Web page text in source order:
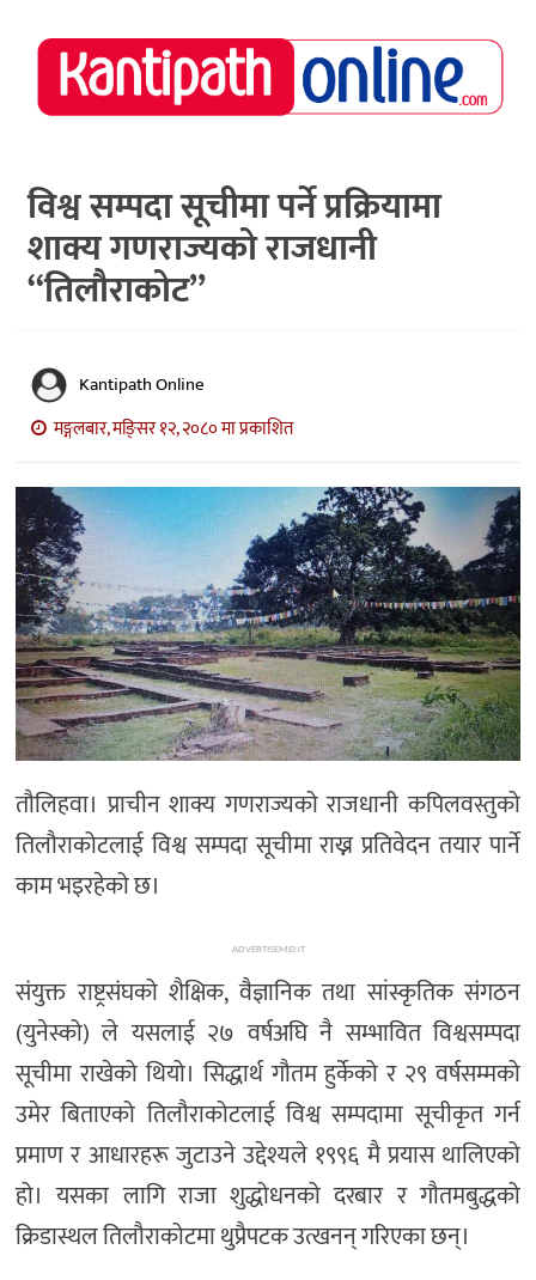
राष्ट्रिय
समाचार
नेपाल
अर्थ/
पर्यटन
स्वास्थ्य
खेलकुद
विचार
अन्तर्राष्ट्रिय/
प्रवास
भिडियो
राशिफल
English
विश्व सम्पदा सूचीमा पर्ने प्रक्रियामा
शाक्य गणराज्यको राजधानी
“तिलौराकोट”
Kantipath Online
मङ्गलबार, मङि्सर १२, २०८० मा प्रकाशित
तौलिहवा। प्राचीन शाक्य गणराज्यको राजधानी कपिलवस्तुको
तिलौराकोटलाई विश्व सम्पदा सूचीमा राख्न प्रतिवेदन तयार पार्ने
काम भइरहेको छ।
ADVERTISEMENT
संयुक्त राष्ट्रसंघको शैक्षिक, वैज्ञानिक तथा सांस्कृतिक संगठन
(युनेस्को) ले यसलाई २७ वर्षअघि नै सम्भावित विश्वसम्पदा
सूचीमा राखेको थियो। सिद्धार्थ गौतम हुर्केको र २९ वर्षसम्मको
उमेर बिताएको तिलौराकोटलाई विश्व सम्पदामा सूचीकृत गर्न
प्रमाण र आधारहरू जुटाउने उद्देश्यले १९९६ मै प्रयास थालिएको
हो। यसका लागि राजा शुद्धोधनको दरबार र गौतमबुद्धको
क्रिडास्थल तिलौराकोटमा थुप्रैपटक उत्खनन् गरिएका छन्।